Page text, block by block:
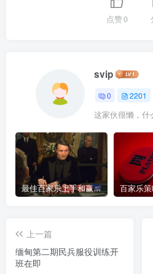
点赞0
svip
0 2201
这家伙很懒，什
最佳百家乐上手和赢钱指南 – 终极版
上一篇
缅甸第二期民兵服役训练开
班在即